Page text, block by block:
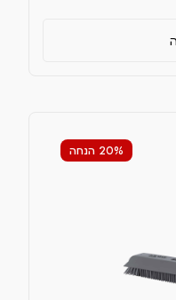
20% הנחה